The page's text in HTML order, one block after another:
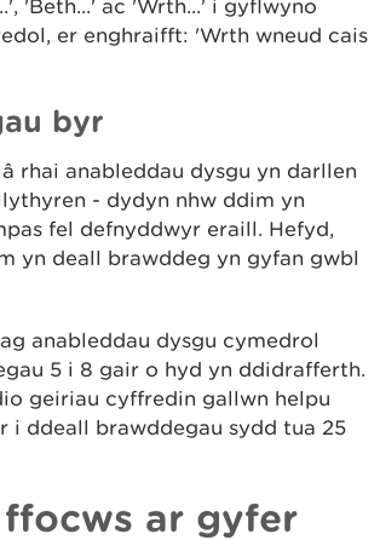
'Beth...' ac 'Wrth...' i gyflwyno
er enghraifft: 'Wrth wneud cais
byr
rhai anableddau dysgu yn darllen
- dydyn nhw ddim yn
fel defnyddwyr eraill. Hefyd,
yn deall brawddeg yn gyfan gwbl
anableddau dysgu cymedrol
5 i 8 gair o hyd yn ddidrafferth.
geiriau cyffredin gallwn helpu
i ddeall brawddegau sydd tua 25
ar gyfer